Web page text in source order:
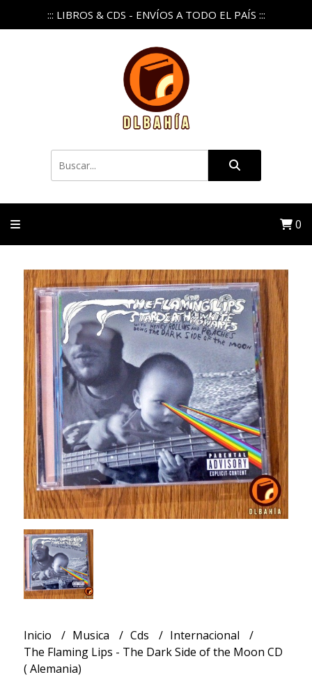
::: LIBROS & CDS - ENVÍOS A TODO EL PAÍS :::
0
Inicio Musica Cds
Internacional
The Flaming Lips - The Dark Side of the Moon CD
( Alemania)